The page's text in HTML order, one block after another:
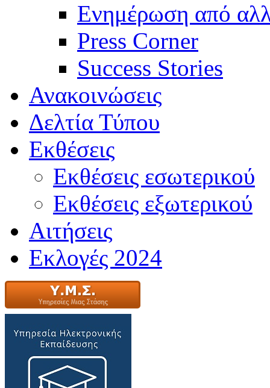
Ενημέρωση από
Press Corner
Success Stories
Ανακοινώσεις
Δελτία Τύπου
Εκθέσεις
Εκθέσεις εσωτερικού
Εκθέσεις εξωτερικού
Αιτήσεις
Εκλογές 2024